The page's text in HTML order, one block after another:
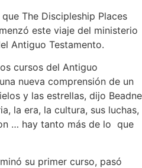
The Discipleship Places
este viaje del ministerio
Antiguo Testamento.
cursos del Antiguo
nueva comprensión de un
y las estrellas, dijo
la era, la cultura, sus luchas,
… hay tanto más de lo que
su primer curso, pasó